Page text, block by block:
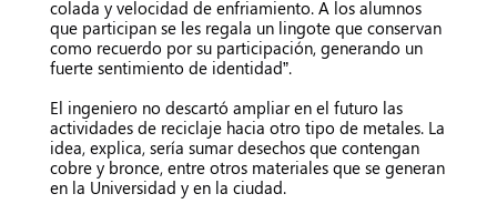
colada y velocidad de enfriamiento. A los alumnos
que participan se les regala un lingote que conservan
como recuerdo por su participación, generando un
fuerte sentimiento de identidad”.
El ingeniero no descartó ampliar en el futuro las
actividades de reciclaje hacia otro tipo de metales. La
idea, explica, sería sumar desechos que contengan
cobre y bronce, entre otros materiales que se generan
en la Universidad y en la ciudad.